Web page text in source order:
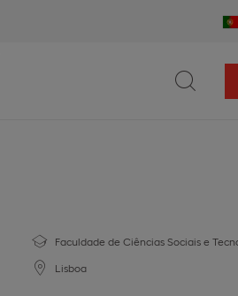
Faculdade de Ciências Sociais e
Lisboa